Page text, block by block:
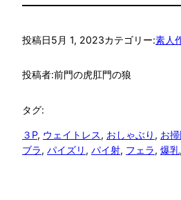
投稿日5月 1, 2023カテゴリー:素人
投稿者:前門の虎肛門の狼
タグ:
３P, ウェイトレス, おしゃぶり , お
ブラ, パイズリ , パイ射, フェラ, 爆乳,